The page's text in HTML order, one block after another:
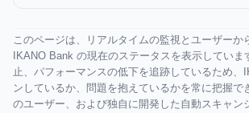
このページは、リアルタイムの監視とユーザーか
IKANO Bank の現在のステータスを表示していま
止、パフォーマンスの低下を追跡しているため、
ンしているか、問題を抱えているかを常に把握で
のユーザー、および独自に開発した自動スキャン